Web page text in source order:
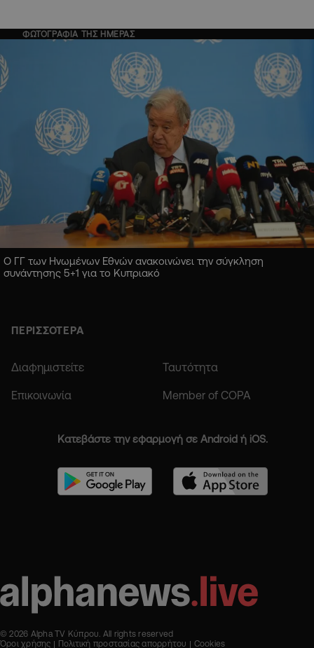
ΦΩΤΟΓΡΑΦΙΑ ΤΗΣ ΗΜΕΡΑΣ
Ο ΓΓ των Ηνωμένων Εθνών ανακοινώνει την σύγκληση
συνάντησης 5+1 για το Κυπριακό
ΠΕΡΙΣΣΟΤΕΡΑ
Διαφημιστείτε Ταυτότητα
Επικοινωνία Member of COPA
Κατεβάστε την εφαρμογή σε Android ή iOS.
© 2026 Alpha TV Κύπρου. All rights reserved
Όροι χρήσης
Πολιτική προστασίας απορρήτου Cookies